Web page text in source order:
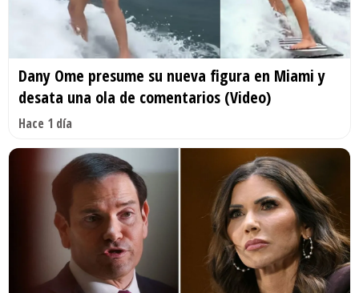
Dany Ome presume su nueva figura en Miami y
desata una ola de comentarios (Video)
Hace 1 día